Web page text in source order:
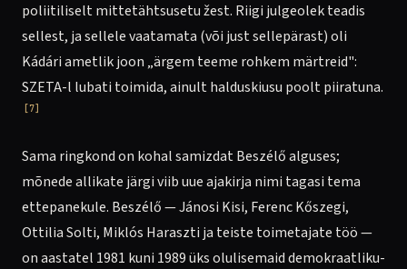
poliitiliselt mittetähtsusetu žest. Riigi julgeolek teadis
sellest, ja sellele vaatamata (või just sellepärast) oli
Kádári ametlik joon „ärgem teeme rohkem märtreid":
SZETA-l lubati toimida, ainult halduskiusu poolt piiratuna.
[7]
Sama ringkond on kohal samizdat Beszélő alguses;
mõnede allikate järgi viib uue ajakirja nimi tagasi tema
ettepanekule. Beszélő — Jánosi Kisi, Ferenc Kőszegi,
Ottilia Solti, Miklós Haraszti ja teiste toimetajate töö —
on aastatel 1981 kuni 1989 üks olulisemaid demokraatliku-